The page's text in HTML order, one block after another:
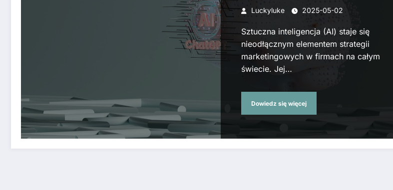
Luckyluke 2025-05-02
Sztuczna inteligencja (AI) staje się
nieodłącznym elementem strategii
marketingowych w firmach na całym
świecie. Jej…
Dowiedz się więcej